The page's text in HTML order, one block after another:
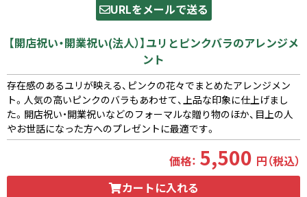
URLをメールで送る
【開店祝い・開業祝い(法人）】ユリとピンクバラのアレンジメ
ント
存在感のあるユリが映える、ピンクの花々でまとめたアレンジメン
ト。人気の高いピンクのバラもあわせて、上品な印象に仕上げまし
た。開店祝い・開業祝いなどのフォーマルな贈り物のほか、目上の人
やお世話になった方へのプレゼントに最適です。
価格： 5,500 円（税込）
カートに入れる